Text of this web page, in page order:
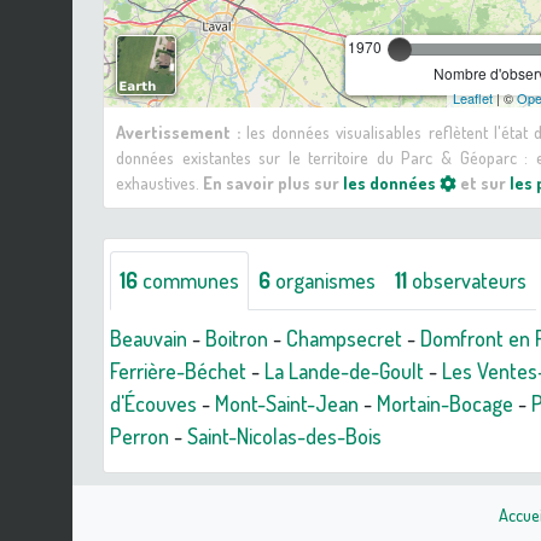
1970
Nombre
Leaflet| ©
Avertissement : les données visualisables reflètent l'état
données existantes sur le territoire du Parc & Géoparc :
exhaustives. En savoir plus sur les données et sur les
16 communes 6 organismes 11 observateurs
Beauvain - Boitron - Champsecret- Domfront en
Ferrière-Béchet- La Lande-de-Goult- Les
d'Écouves - Mont-Saint-Jean - Mortain-Bocage -
Perron -Saint-Nicolas-des-Bois